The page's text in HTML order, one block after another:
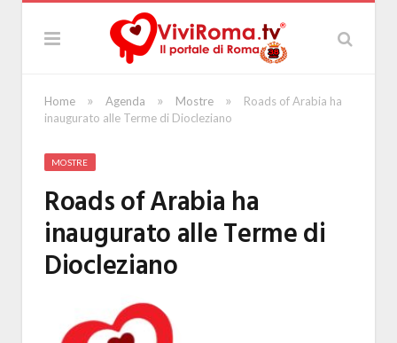
Home » Agenda » Mostre »
Roads of Arabia ha
inaugurato alle Terme di Diocleziano
MOSTRE
Roads of Arabia ha
inaugurato alle Terme di
Diocleziano